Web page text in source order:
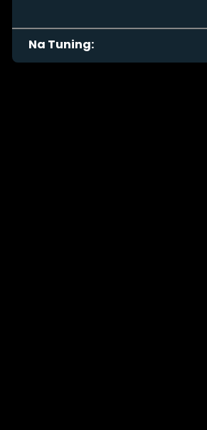
Na Tuning: